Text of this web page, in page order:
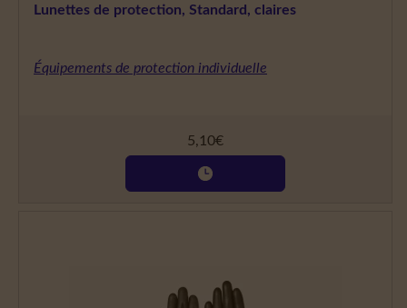
Lunettes de protection, Standard, claires
Équipements de protection individuelle
5,10€